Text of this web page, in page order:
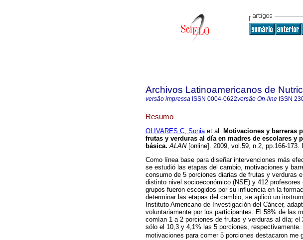
Archivos Latinoamericanos de
versão impressa ISSN 0004-0622versão On-line ISSN
Resumo
OLIVARES C, Soniaet al. Motivaciones y barreras
frutas y verduras al día en madres de escolares y
básica. ALAN[online]. 2009, vol.59, n.2, pp.166-173.
Como línea base para diseñar intervenciones más
se estudió las etapas del cambio, motivaciones y
consumo de 5 porciones diarias de frutas y verduras
distinto nivel socioeconómico (NSE) y 412
grupos fueron escogidos por su influencia en la
determinar las etapas del cambio, se aplicó un
Instituto Americano de Investigación del Cáncer,
voluntariamente por los participantes. El 58% de las
comían 1 a 2 porciones de frutas y verduras al día;
sólo el 10,3 y 4,1% las 5 porciones, respectivamente.
motivaciones para comer 5 porciones destacaron me